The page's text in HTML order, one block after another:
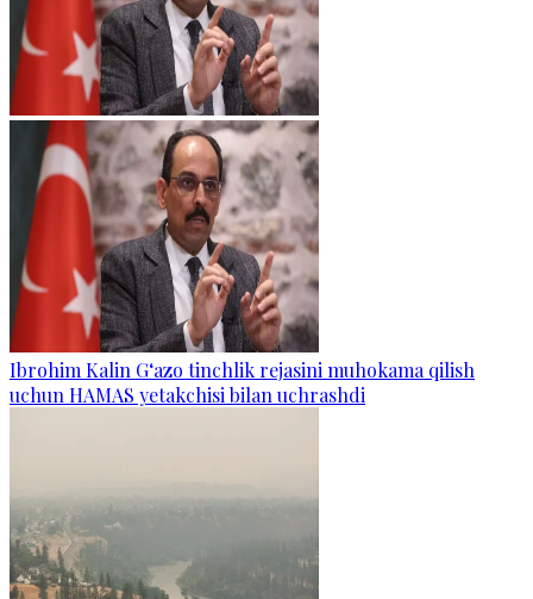
Ibrohim Kalin G‘azo tinchlik rejasini muhokama qilish
uchun HAMAS yetakchisi bilan uchrashdi